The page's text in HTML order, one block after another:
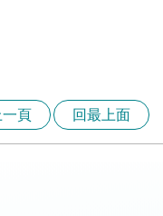
一頁 回最上面